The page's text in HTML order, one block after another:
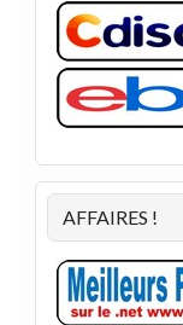
AFFAIRES !